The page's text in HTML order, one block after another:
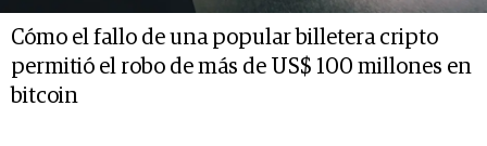
Cómo el fallo de una popular billetera cripto
permitió el robo de más de US$ 100 millones en
bitcoin